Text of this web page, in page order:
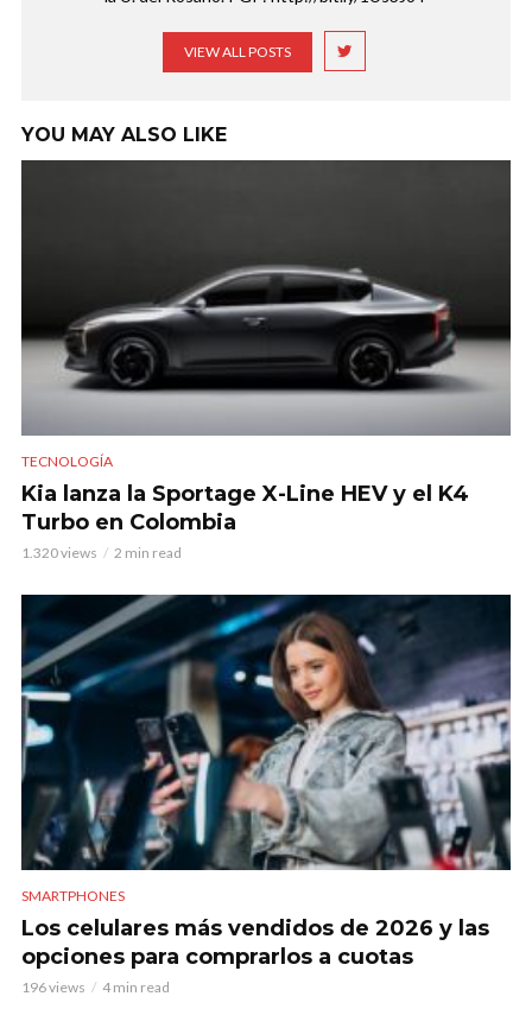
VIEW ALL POSTS
YOU MAY ALSO LIKE
TECNOLOGÍA
Kia lanza la Sportage X-Line HEV y el K4
Turbo en Colombia
1.320 views 2 min read
SMARTPHONES
Los celulares más vendidos de 2026 y las
opciones para comprarlos a cuotas
196 views 4 min read